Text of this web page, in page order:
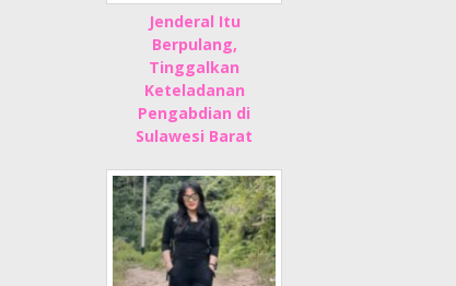
Jenderal Itu
Berpulang,
Tinggalkan
Keteladanan
Pengabdian di
Sulawesi Barat